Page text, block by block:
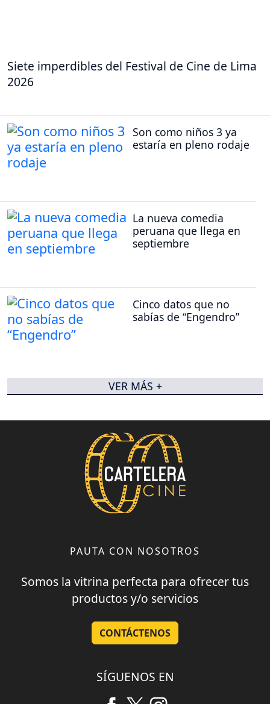
Siete imperdibles del Festival de Cine de Lima
2026
Son como niños 3 ya
estaría en pleno rodaje
La nueva comedia
peruana que llega en
septiembre
Cinco datos que no
sabías de “Engendro”
VER MÁS +
PAUTA CON NOSOTROS
Somos la vitrina perfecta para ofrecer tus
productos y/o servicios
CONTÁCTENOS
SÍGUENOS EN